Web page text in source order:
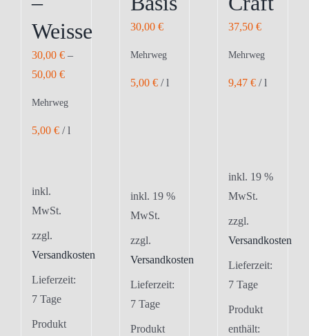
Weisse
30,00 € –
50,00 €
Mehrweg
5,00 € /l
inkl.
MwSt.
zzgl.
Versandkosten
Lieferzeit:
7 Tage
Produkt
30,00 €
Mehrweg
5,00 €/l
inkl. 19 %
MwSt.
zzgl.
Versandkosten
Lieferzeit:
7 Tage
Produkt
37,50€
Mehrweg
9,47€ /l
inkl. 19 %
MwSt.
zzgl.
Versandkosten
Lieferzeit:
7 Tage
Produkt
enthält: